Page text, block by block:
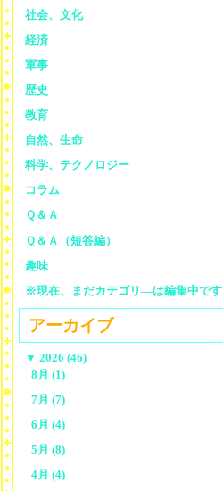
社会、文化
経済
軍事
歴史
教育
自然、生命
科学、テクノロジー
コラム
Ｑ＆Ａ
Ｑ＆Ａ（短答編）
趣味
※現在、まだカテゴリ—は編集中です
アーカイブ
▼ 2026 (46)
8月 (1)
7月 (7)
6月 (4)
5月 (8)
4月 (4)